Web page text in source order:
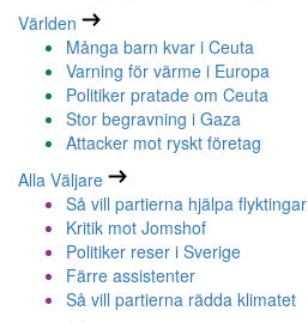
Världen
Många barn kvar i Ceuta
Varning för värme i Europa
Politiker pratade om Ceuta
Stor begravning i Gaza
Attacker mot ryskt företag
Alla Väljare
Så vill partierna hjälpa flyktingar
Kritik mot Jomshof
Politiker reser i Sverige
Färre assistenter
Så vill partierna rädda klimatet